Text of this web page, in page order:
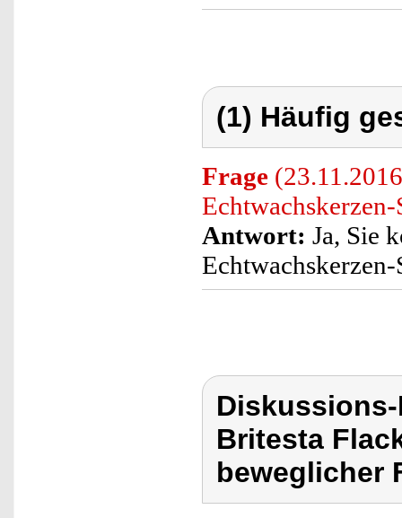
(1) Häufig
Frage
Antwort: Ja, Sie
Britesta
beweglicher